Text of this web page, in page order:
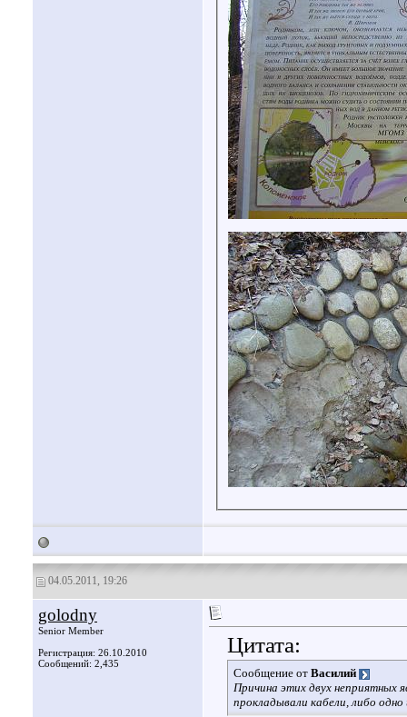
04.05.2011, 19:26
golodny
Senior Member
Регистрация: 26.10.2010
Сообщений: 2,435
Цитата:
Сообщение от Василий
Причина этих двух неприятных
прокладывали кабели, либо одно